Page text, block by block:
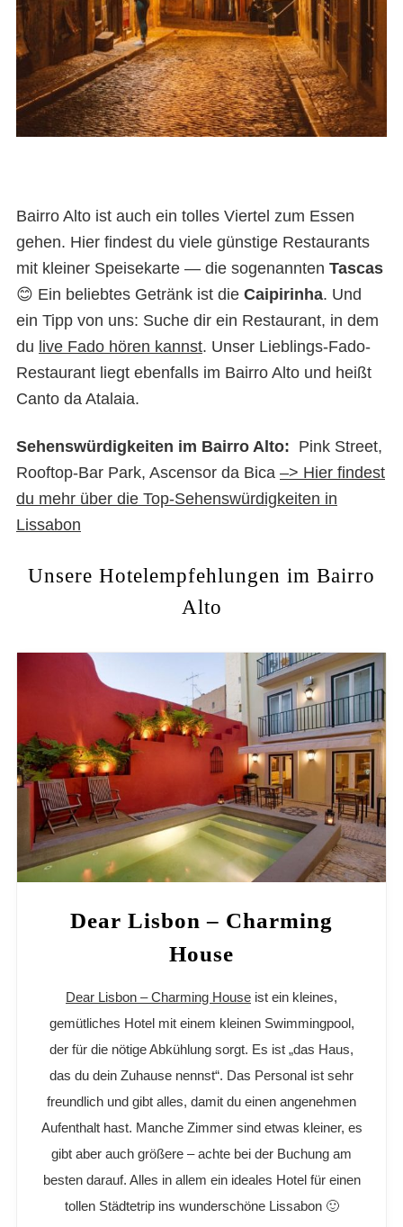
Bairro Alto ist auch ein tolles Viertel zum Essen
gehen. Hier findest du viele günstige Restaurants
mit kleiner Speisekarte — die sogenannten Tascas
😊 Ein beliebtes Getränk ist die Caipirinha. Und
ein Tipp von uns: Suche dir ein Restaurant, in dem
du live Fado hören kannst. Unser Lieblings-Fado-
Restaurant liegt ebenfalls im Bairro Alto und heißt
Canto da Atalaia.
Sehenswürdigkeiten im Bairro Alto: Pink Street,
Rooftop-Bar Park, Ascensor da Bica –> Hier findest
du mehr über die Top-Sehenswürdigkeiten in
Lissabon
Unsere Hotelempfehlungen im Bairro
Alto
Dear Lisbon – Charming
House
Dear Lisbon – Charming House ist ein kleines,
gemütliches Hotel mit einem kleinen Swimmingpool,
der für die nötige Abkühlung sorgt. Es ist „das Haus,
das du dein Zuhause nennst“. Das Personal ist sehr
freundlich und gibt alles, damit du einen angenehmen
Aufenthalt hast. Manche Zimmer sind etwas kleiner, es
gibt aber auch größere – achte bei der Buchung am
besten darauf. Alles in allem ein ideales Hotel für einen
tollen Städtetrip ins wunderschöne Lissabon 🙂